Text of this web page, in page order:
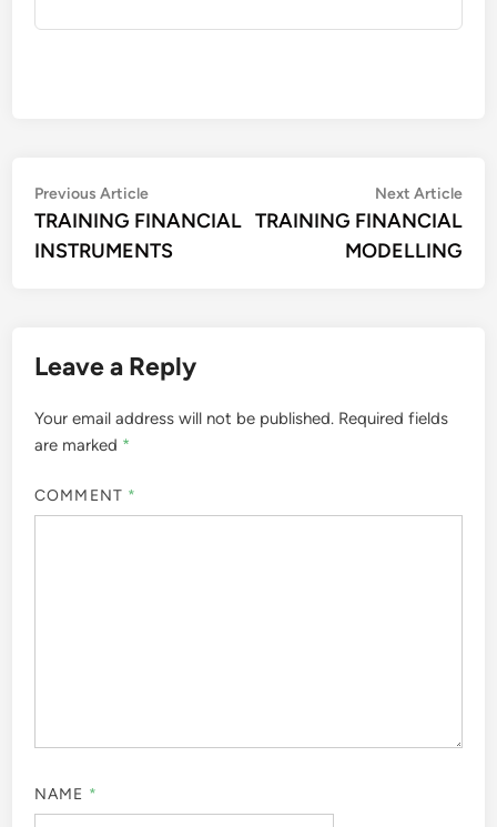
Post
navigation
Previous ArticlePrevious
article:
TRAINING FINANCIAL
INSTRUMENTS
Next Article
TRAINING FINANCIAL
MODELLING
Leave a Reply
Your email address will not be published. Required fields
are marked *
COMMENT *
NAME *